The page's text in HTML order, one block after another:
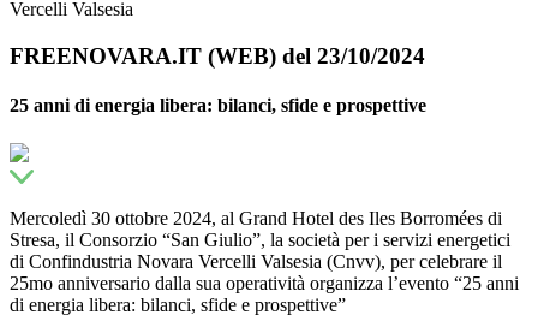
Vercelli Valsesia
FREENOVARA.IT (WEB) del 23/10/2024
25 anni di energia libera: bilanci, sfide e prospettive
Mercoledì 30 ottobre 2024, al Grand Hotel des Iles Borromées di
Stresa, il Consorzio “San Giulio”, la società per i servizi energetici
di Confindustria Novara Vercelli Valsesia (Cnvv), per celebrare il
25mo anniversario dalla sua operatività organizza l’evento “25 anni
di energia libera: bilanci, sfide e prospettive”